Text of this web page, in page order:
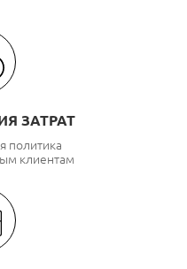
ЗАТРАТ
политика
клиентам